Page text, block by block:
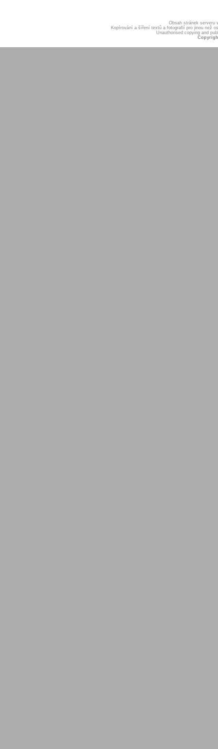
Obsah stránek serveru
Kopírování a šíření textů a fotografií pro jinou než
Unauthorised copying and